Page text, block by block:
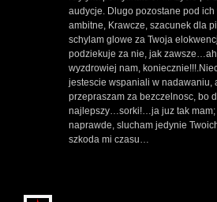
audycje. Dlugo pozostane pod
ambitne, Krawcze, szacunek dla
schylam glowe za Twoja
podziekuje za nie, jak
wyzdrowiej nam,
jestescie wspaniali w nadawaniu,
przepraszam za bezczelnosc, bo
najlepszy…sorki!…ja juz tak
naprawde, slucham jedynie
szkoda mi czasu…